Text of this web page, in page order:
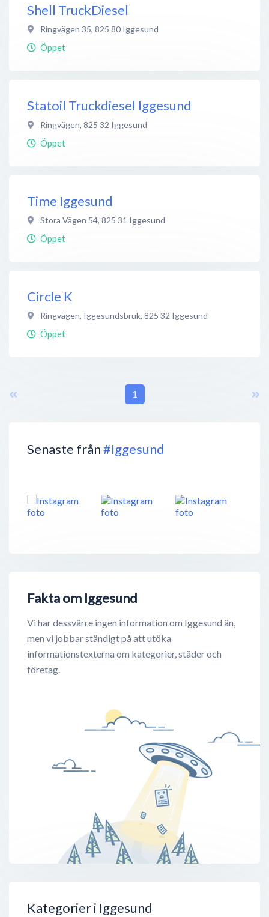
Senaste från#Iggesund
Fakta om Iggesund
Vi har dessvärre ingen information om Iggesund än,
men vi jobbar ständigt på att utöka
informationstexterna om kategorier, städer och
företag.
Kategorier i Iggesund
Shell TruckDiesel
Ringvägen 35, 825 80 Iggesund
Öppet
Statoil Truckdiesel Iggesund
Ringvägen, 825 32 Iggesund
Öppet
Time Iggesund
Stora Vägen 54, 825 31 Iggesund
Öppet
Circle K
Ringvägen, Iggesundsbruk, 825 32 Iggesund
Öppet
1